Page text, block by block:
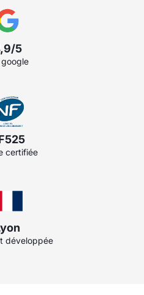
5
google
certifiée
développée